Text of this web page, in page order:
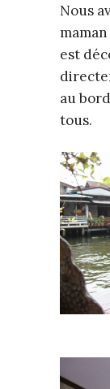
Nous
est
au
tous.